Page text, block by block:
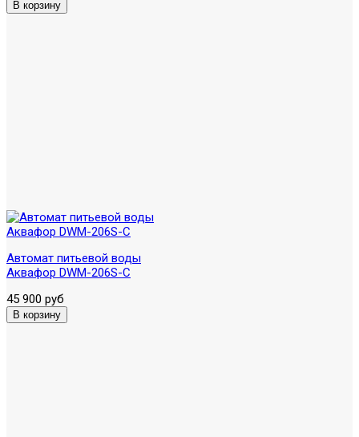
Автомат питьевой воды
Аквафор DWM-206S-C
45 900 руб